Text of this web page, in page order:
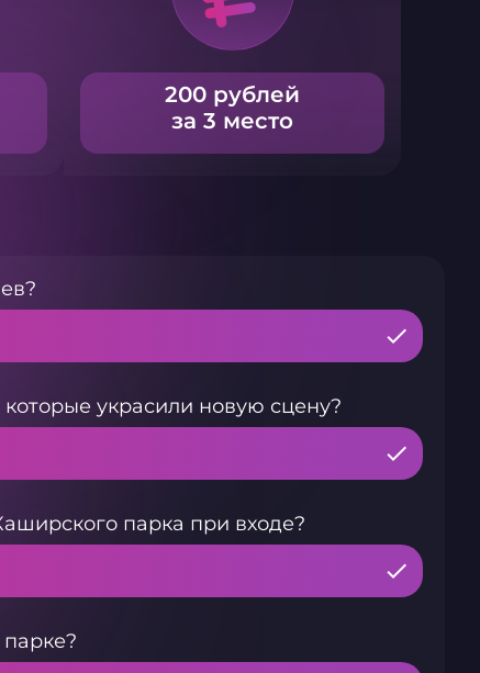
200 рублей
за 3 место
украсили новую сцену?
парка при входе?